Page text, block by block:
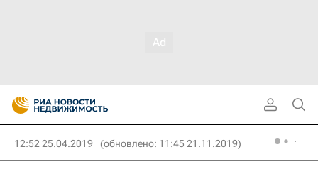
12:52 25.04.2019 (обновлено: 11:45 21.11.2019)